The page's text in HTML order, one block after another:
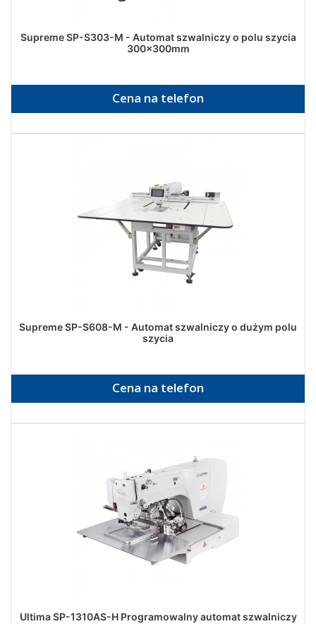
Supreme SP-S303-M - Automat szwalniczy o polu szycia
300x300mm
Cena na telefon
Supreme SP-S608-M - Automat szwalniczy o dużym polu
szycia
Cena na telefon
Ultima SP-1310AS-H Programowalny automat szwalniczy